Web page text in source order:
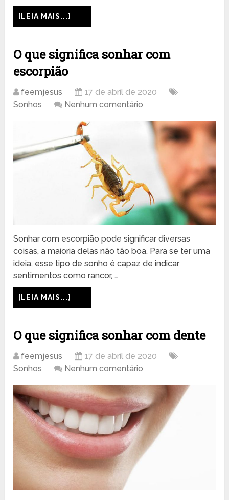
[LEIA MAIS...]
O que significa sonhar com
escorpião
feemjesus
17 de abril de 2020
Sonhos
Nenhum comentário
Sonhar com escorpião pode significar diversas
coisas, a maioria delas não tão boa. Para se ter uma
ideia, esse tipo de sonho é capaz de indicar
sentimentos como rancor, …
[LEIA MAIS...]
O que significa sonhar com dente
feemjesus
17 de abril de 2020
Sonhos
Nenhum comentário